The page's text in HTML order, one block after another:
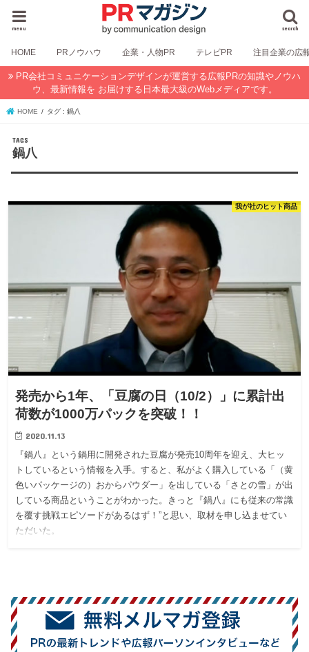
search
menu
HOME PRノウハウ 企業・人物PR テレビPR 注目企業の広
PR会社コミュニケーションデザインが運営する広報PRの知識やノウハ
ウ、最新情報を お届けする日本最大級のWebメディアです。
HOME タグ : 鍋八
鍋八
我が社のヒット商品
発売から1年、「豆腐の日（10/2）」に累計出
荷数が1000万パックを突破！！
2020.11.13
『鍋八』という鍋用に開発された豆腐が発売10周年を迎え、大ヒッ
トしているという情報を入手。すると、私がよく購入している「（黄
色いパッケージの）おからパウダー」を出している「さとの雪」が出
している商品ということがわかった。きっと『鍋八』にも従来の常識
を覆す挑戦エピソードがあるはず！”と思い、取材を申し込ませてい
ただいた。